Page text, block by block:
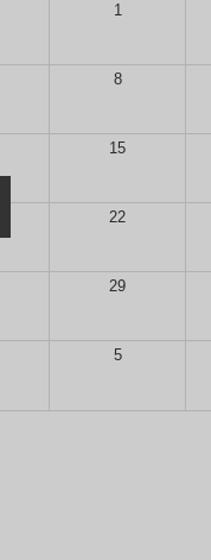
1
8
15
22
29
5